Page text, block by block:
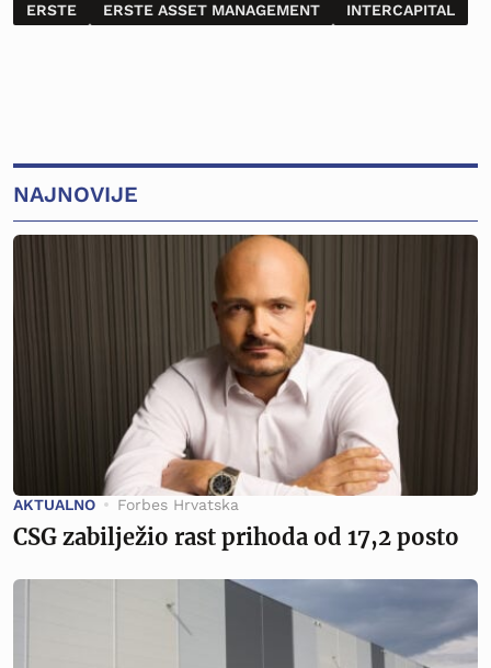
ERSTE ERSTE ASSET MANAGEMENT INTERCAPITAL
NAJNOVIJE
AKTUALNO Forbes Hrvatska
CSG zabilježio rast prihoda od 17,2 posto